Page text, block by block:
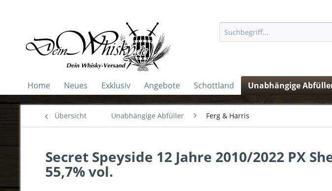
Home Neues Exklusiv Angebote Schottland Unabhängige
Übersicht Unabhängige Abfüller Ferg & Harris
Secret Speyside 12 Jahre 2010/2022 PX
55,7% vol.